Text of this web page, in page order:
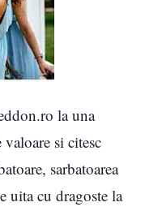
la una
si citesc
sarbatoarea
uita cu dragoste la